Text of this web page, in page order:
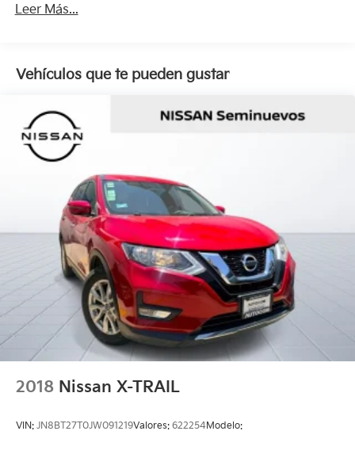
Leer Más...
Vehículos que te pueden gustar
2018 Nissan X-TRAIL
VIN: JN8BT27T0JW091219Valores: 622254Modelo: